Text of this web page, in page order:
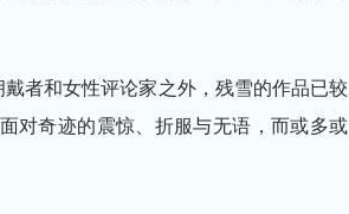
者和女性评论家之外，残雪的作品已较
对奇迹的震惊、折服与无语，而或多或